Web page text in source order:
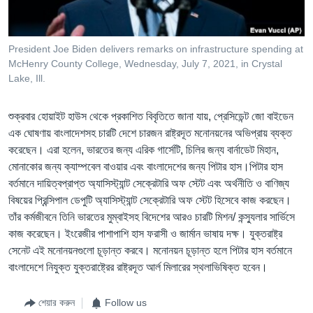
Learning English
FOLLOW US
অন্য ভাষায় ওয়েব সাইট
President Joe Biden delivers remarks on infrastructure spending at
McHenry County College, Wednesday, July 7, 2021, in Crystal
Lake, Ill.
শুক্রবার হোয়াইট হাউস থেকে প্রকাশিত বিবৃতিতে জানা যায়, প্রেসিডেন্ট জো বাইডেন
এক ঘোষণায় বাংলাদেশসহ চারটি দেশে চারজন রাষ্ট্রদূত মনোনয়নের অভিপ্রায় ব্যক্ত
করেছেন। এরা হলেন, ভারতের জন্য এরিক গার্সেটি, চিলির জন্য বার্নাডেট মিহান,
মোনাকোর জন্য ক্যাম্পবেল বাওয়ার এবং বাংলাদেশের জন্য পিটার হাস।পিটার হাস
বর্তমানে দায়িত্বপ্রাপ্ত অ্যাসিস্ট্যান্ট সেক্রেটারি অফ স্টেট এবং অর্থনীতি ও বাণিজ্য
বিষয়ের প্রিন্সিপাল ডেপুটি অ্যাসিস্ট্যান্ট সেক্রেটারি অফ স্টেট হিসেবে কাজ করছেন।
তাঁর কর্মজীবনে তিনি ভারতের মুম্বাইসহ বিদেশের আরও চারটি মিশন/ কন্স্যুলার সার্ভিসে
কাজ করেছেন। ইংরেজীর পাশাপাশি হাস ফরাসী ও জার্মান ভাষায় দক্ষ। যুক্তরাষ্ট্র
সেনেট এই মনোনয়নগুলো চূড়ান্ত করবে। মনোনয়ন চূড়ান্ত হলে পিটার হাস বর্তমানে
বাংলাদেশে নিযুক্ত যুক্তরাষ্ট্রের রাষ্ট্রদূত আর্ল মিলারের স্থলাভিষিক্ত হবেন।
শেয়ার করুন Follow us